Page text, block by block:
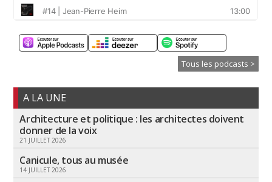
Tous les podcasts >
A LA UNE
Architecture et politique : les architectes doivent
donner de la voix
21 JUILLET 2026
Canicule, tous au musée
14 JUILLET 2026